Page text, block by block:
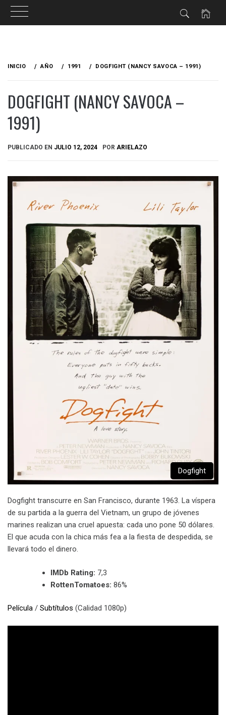
INICIO AÑO 1991 DOGFIGHT (NANCY SAVOCA – 1991)
DOGFIGHT (NANCY SAVOCA –
1991)
PUBLICADO EN JULIO 12, 2024 POR ARIELAZO
Dogfight
Dogfight transcurre en San Francisco, durante 1963. La víspera
de su partida a la guerra del Vietnam, un grupo de jóvenes
marines realizan una cruel apuesta: cada uno pone 50 dólares.
El que acuda con la chica más fea a la fiesta de despedida, se
llevará todo el dinero.
IMDb Rating: 7,3
RottenTomatoes: 86%
Película / Subtítulos (Calidad 1080p)